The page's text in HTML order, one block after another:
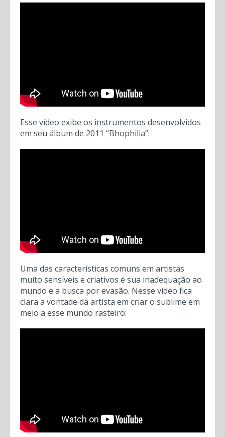
Esse vídeo exibe os instrumentos desenvolvidos
em seu álbum de 2011 “Bhophilia”:
Uma das características comuns em artistas
muito sensíveis e criativos é sua inadequação ao
mundo e a busca por evasão. Nesse vídeo fica
clara a vontade da artista em criar o sublime em
meio a esse mundo rasteiro: